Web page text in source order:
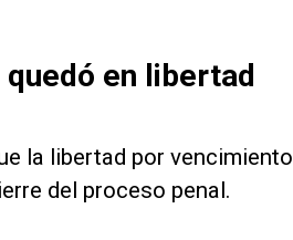
en libertad
la libertad por vencimiento
del proceso penal.